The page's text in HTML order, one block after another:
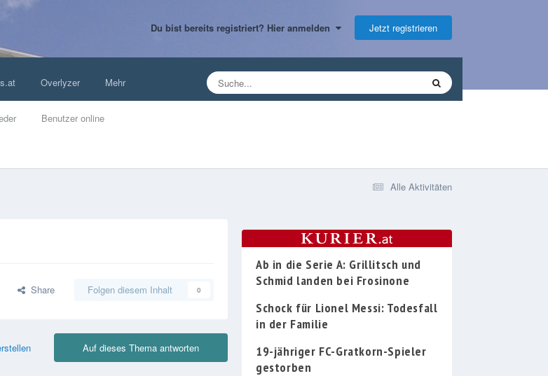
Du bist bereits registriert? Hier anmelden Jetzt registrieren
Benutzer online
Overlyzer Mehr
Alle Aktivitäten
Share Folgen diesem Inhalt 0
Auf dieses Thema antworten
Ab in die Serie A: Grillitsch und
Schmid landen bei Frosinone
Schock für Lionel Messi: Todesfall
in der Familie
19-jähriger FC-Gratkorn-Spieler
gestorben